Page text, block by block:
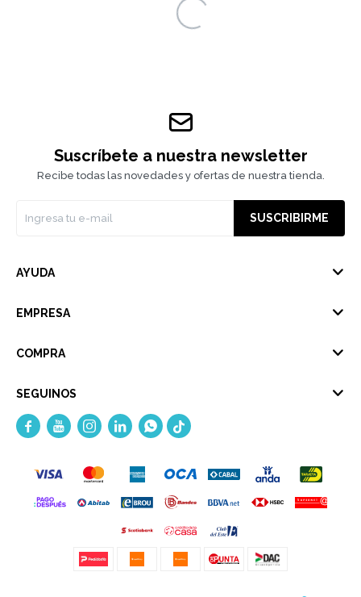
Suscríbete a nuestra newsletter
Recibe todas las novedades y ofertas de nuestra tienda.
SUSCRIBIRME
AYUDA
EMPRESA
COMPRA
SEGUINOS
    